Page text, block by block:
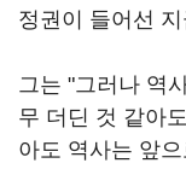
정권이 들어선
그는 "그러나 역
무 더딘 것 같아
아도 역사는 앞